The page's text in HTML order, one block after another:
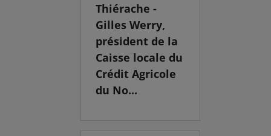
Thiérache -
Gilles Werry,
président de la
Caisse locale du
Crédit Agricole
du No...